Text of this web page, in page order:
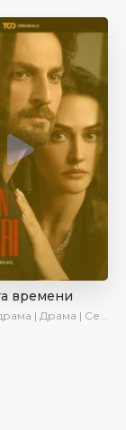
времени
| Драма | Сериалы 2024